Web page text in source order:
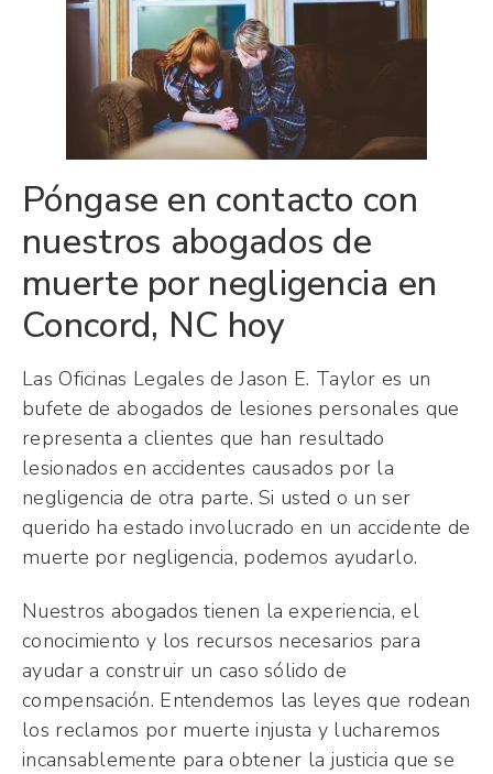
Póngase en contacto con
nuestros abogados de
muerte por negligencia en
Concord, NC hoy
Las Oficinas Legales de Jason E. Taylor es un
bufete de abogados de lesiones personales que
representa a clientes que han resultado
lesionados en accidentes causados por la
negligencia de otra parte. Si usted o un ser
querido ha estado involucrado en un accidente de
muerte por negligencia, podemos ayudarlo.
Nuestros abogados tienen la experiencia, el
conocimiento y los recursos necesarios para
ayudar a construir un caso sólido de
compensación. Entendemos las leyes que rodean
los reclamos por muerte injusta y lucharemos
incansablemente para obtener la justicia que se